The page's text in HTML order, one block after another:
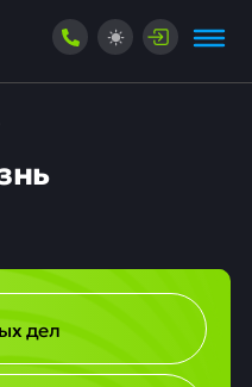
дел